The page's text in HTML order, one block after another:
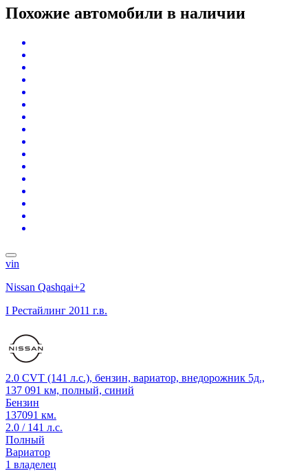
Похожие автомобили в наличии
vin
Nissan Qashqai+2
I Рестайлинг 2011 г.в.
2.0 CVT (141 л.с.), бензин, вариатор, внедорожник 5д.,
137 091 км, полный, синий
Бензин
137091 км.
2.0 / 141 л.с.
Полный
Вариатор
1 владелец